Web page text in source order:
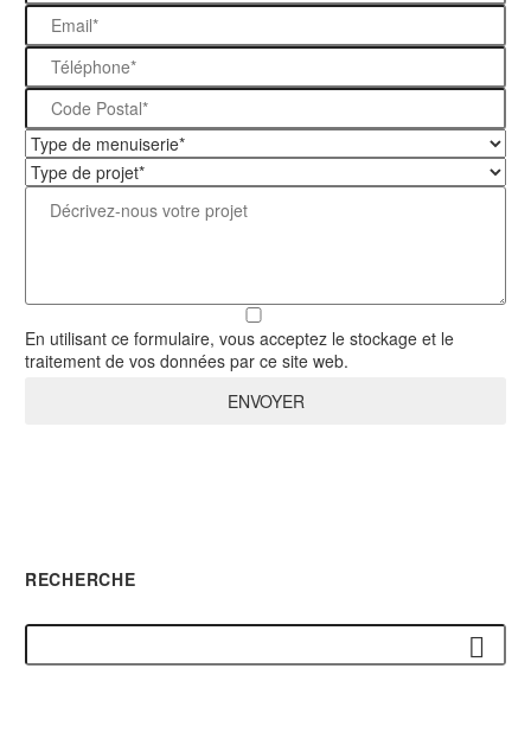
En utilisant ce formulaire, vous acceptez le stockage et le
traitement de vos données par ce site web.
RECHERCHE